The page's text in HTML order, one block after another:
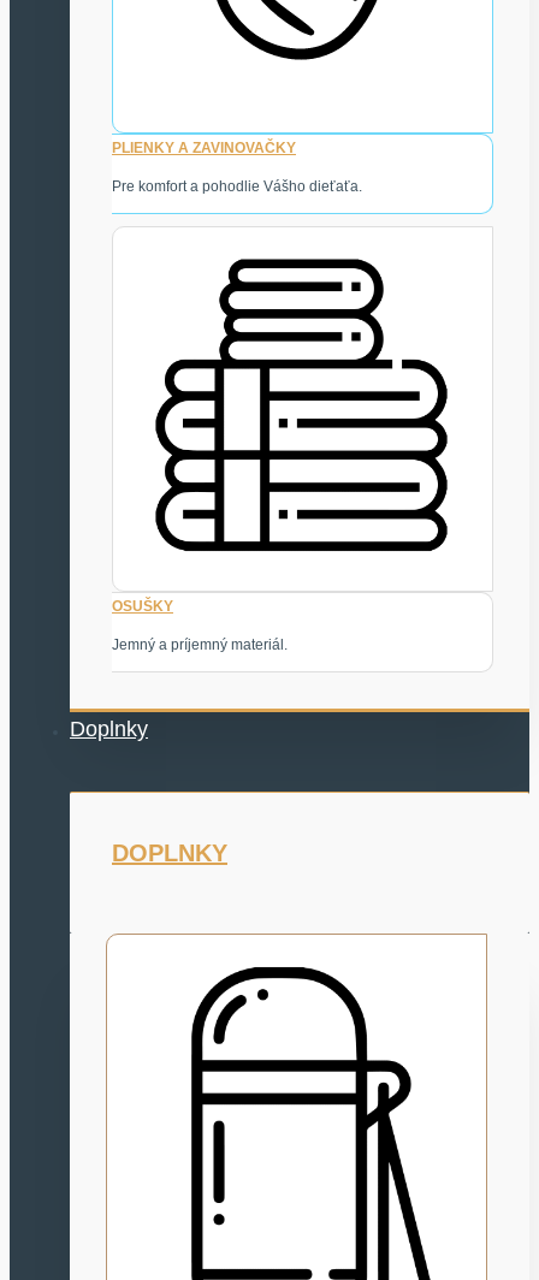
PLIENKY A ZAVINOVAČKY
Pre komfort a pohodlie Vášho dieťaťa.
OSUŠKY
Jemný a príjemný materiál.
Doplnky
DOPLNKY